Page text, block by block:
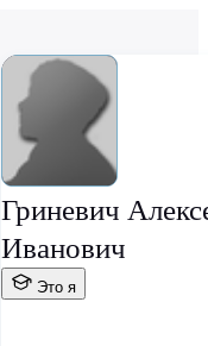
Гриневич
Иванович
Это я